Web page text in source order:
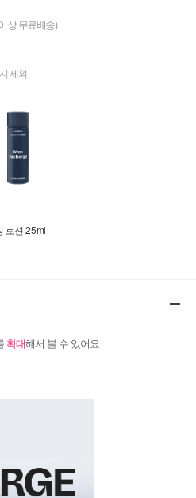
상 무료배송)
제외
로션 25ml
확대해서 볼 수 있어요